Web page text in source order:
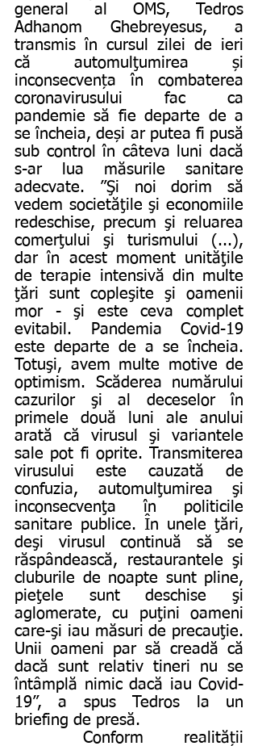
general al OMS, Tedros
Adhanom Ghebreyesus, a
transmis în cursul zilei de ieri
că automulţumirea și
inconsecvența în combaterea
coronavirusului fac ca
pandemie să fie departe de a
se încheia, deși ar putea fi pusă
sub control în câteva luni dacă
s-ar lua măsurile sanitare
adecvate. ”Şi noi dorim să
vedem societăţile şi economiile
redeschise, precum şi reluarea
comerţului şi turismului (...),
dar în acest moment unităţile
de terapie intensivă din multe
ţări sunt copleşite şi oamenii
mor - şi este ceva complet
evitabil. Pandemia Covid-19
este departe de a se încheia.
Totuşi, avem multe motive de
optimism. Scăderea numărului
cazurilor şi al deceselor în
primele două luni ale anului
arată că virusul şi variantele
sale pot fi oprite. Transmiterea
virusului este cauzată de
confuzia, automulţumirea şi
inconsecvenţa în politicile
sanitare publice. În unele ţări,
deşi virusul continuă să se
răspândească, restaurantele şi
cluburile de noapte sunt pline,
pieţele sunt deschise şi
aglomerate, cu puţini oameni
care-şi iau măsuri de precauţie.
Unii oameni par să creadă că
dacă sunt relativ tineri nu se
întâmplă nimic dacă iau Covid-
19”, a spus Tedros la un
briefing de presă.